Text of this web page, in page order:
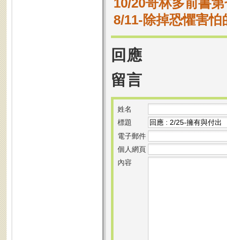
8/11-除掉恐懼害怕
回應
留言
姓名
標題
電子郵件
個人網頁
內容